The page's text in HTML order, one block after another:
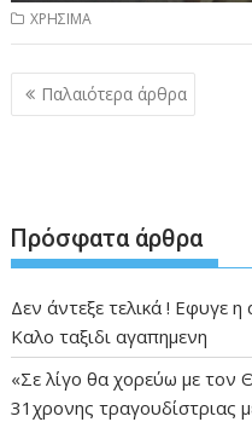
ΧΡΗΣΙΜΑ
Πλοήγηση
άρθρων
Παλαιότερα άρθρα
Πρόσφατα άρθρα
Δεν άντεξε τελικά ! Εφυγε
Καλο ταξιδι αγαπημενη
«Σε λίγο θα χορεύω με τον
31χρονης τραγουδίστριας